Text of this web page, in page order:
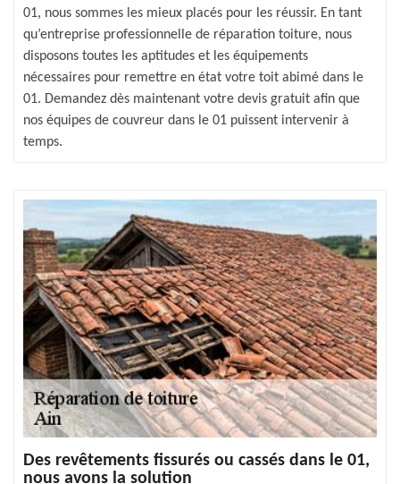
01, nous sommes les mieux placés pour les réussir. En tant
qu’entreprise professionnelle de réparation toiture, nous
disposons toutes les aptitudes et les équipements
nécessaires pour remettre en état votre toit abimé dans le
01. Demandez dès maintenant votre devis gratuit afin que
nos équipes de couvreur dans le 01 puissent intervenir à
temps.
Des revêtements fissurés ou cassés dans le 01,
nous avons la solution